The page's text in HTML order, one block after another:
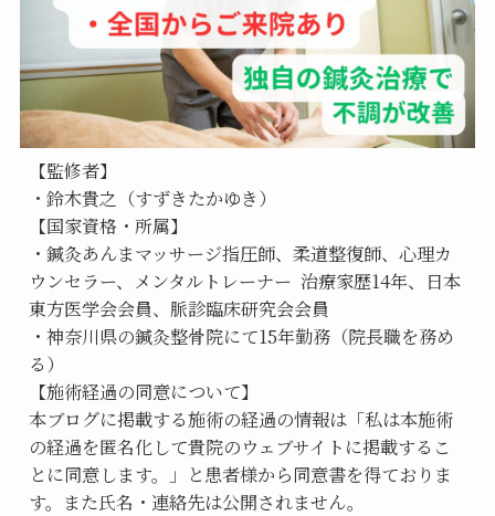
【監修者】
・鈴木貴之（すずきたかゆき）
【国家資格・所属】
・鍼灸あんまマッサージ指圧師、柔道整復師、心理カ
ウンセラー、メンタルトレーナー  治療家歴14年、日本
東方医学会会員、脈診臨床研究会会員
・神奈川県の鍼灸整骨院にて15年勤務（院長職を務め
る）
【施術経過の同意について】
本ブログに掲載する施術の経過の情報は「私は本施術
の経過を匿名化して貴院のウェブサイトに掲載するこ
とに同意します。」と患者様から同意書を得ておりま
す。また氏名・連絡先は公開されません。